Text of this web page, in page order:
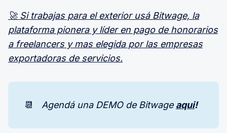
🚀 Si trabajas para el exterior usá Bitwage, la
plataforma pionera y líder en pago de honorarios
a freelancers y mas elegida por las empresas
exportadoras de servicios.
📆 Agendá una DEMO de Bitwage aqui!